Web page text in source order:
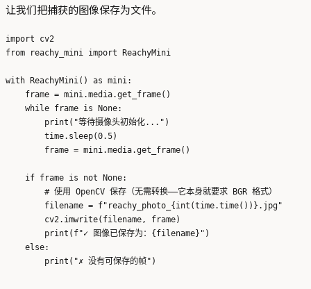
让我们把捕获的图像保存为文件。
import cv2
from reachy_mini import ReachyMini
with ReachyMini() as mini:
    frame = mini.media.get_frame()
    while frame is None:
        print("等待摄像头初始化...")
        time.sleep(0.5)
        frame = mini.media.get_frame()
    if frame is not None:
        # 使用 OpenCV 保存（无需转换——它本身就要求 BGR 格式）
        filename = f"reachy_photo_{int(time.time())}.jpg"
        cv2.imwrite(filename, frame)
        print(f"✓ 图像已保存为：{filename}")
    else: